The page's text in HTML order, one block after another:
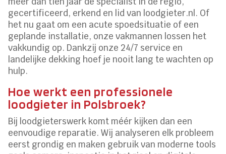
gecertificeerd, erkend en lid van loodgieter.nl. Of
het nu gaat om een acute spoedsituatie of een
geplande installatie, onze vakmannen lossen het
vakkundig op. Dankzij onze 24/7 service en
landelijke dekking hoef je nooit lang te wachten op
hulp.
Hoe werkt een professionele
loodgieter in Polsbroek?
Bij loodgieterswerk komt méér kijken dan een
eenvoudige reparatie. Wij analyseren elk probleem
eerst grondig en maken gebruik van moderne tools